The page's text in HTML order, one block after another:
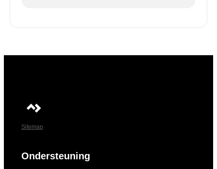
Sitemap
Ondersteuning